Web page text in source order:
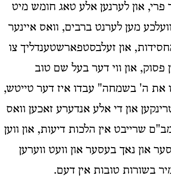
פרי, און לערנען אלע טאג חומש מיט
מען לערנט ברבים, וואס איינער
און זעלבסטפארשטענדליך צו
פסוק, און ווי דער בעל שם טוב
את ה' בשמחה" עבדו איז דער טייטש,
און די אלע אנדערע זאכען וואס
שרייבט אין הלכות דיעות, און ווען
און נאך בעסער און וועט ווערען
מיר בשורות טובות אין דעם.